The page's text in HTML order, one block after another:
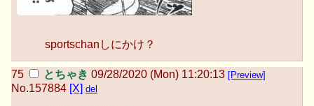
sportschanしにかけ？
とちゃき 09/28/2020 (Mon) 11:20:13 [Preview]
No.157884 [X] del